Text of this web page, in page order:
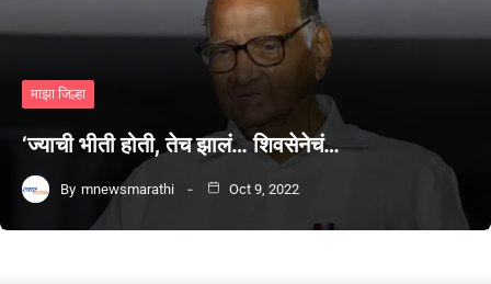
माझा जिल्हा
‘ज्याची भीती होती, तेच झालं… शिवसेनेचं…
By mnewsmarathi Oct 9, 2022